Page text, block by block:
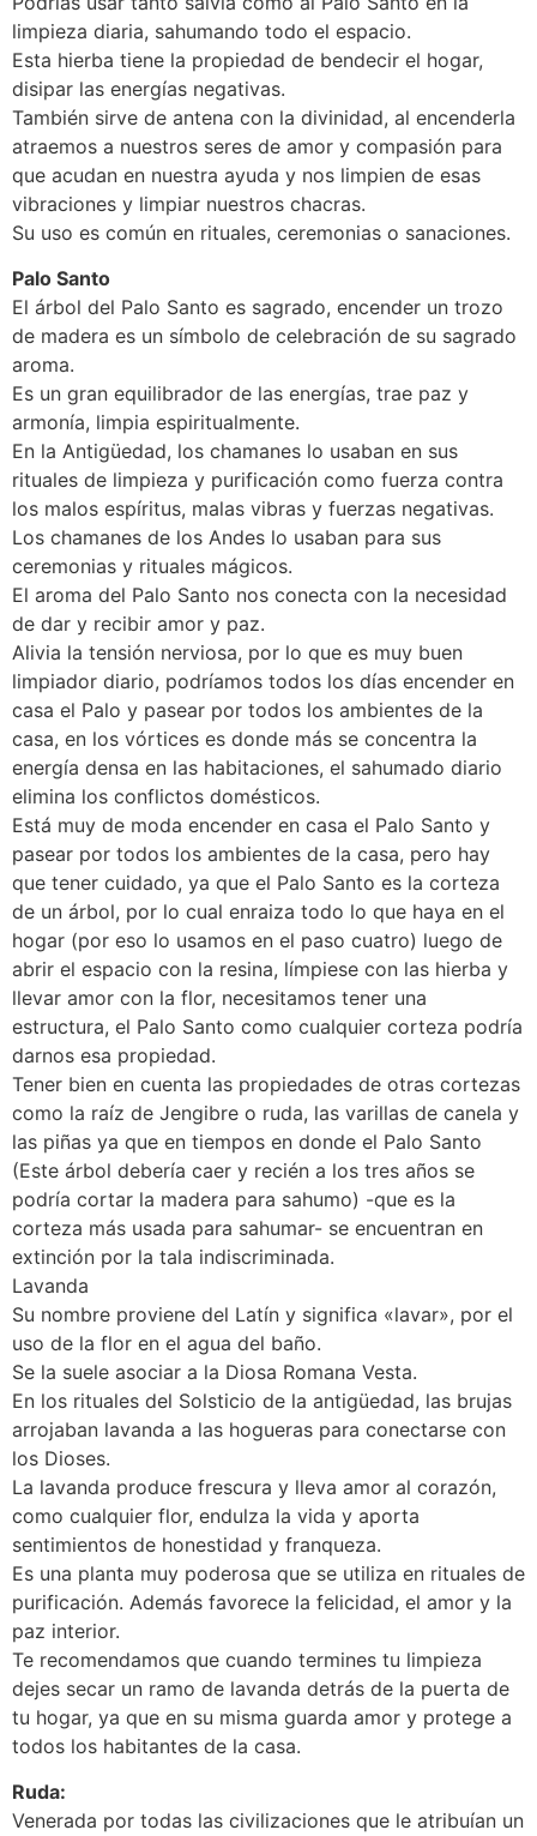
limpieza diaria, sahumando todo el espacio.
Esta hierba tiene la propiedad de bendecir el hogar,
disipar las energías negativas.
También sirve de antena con la divinidad, al encenderla
atraemos a nuestros seres de amor y compasión para
que acudan en nuestra ayuda y nos limpien de esas
vibraciones y limpiar nuestros chacras.
Su uso es común en rituales, ceremonias o sanaciones.
Palo Santo
El árbol del Palo Santo es sagrado, encender un trozo
de madera es un símbolo de celebración de su sagrado
aroma.
Es un gran equilibrador de las energías, trae paz y
armonía, limpia espiritualmente.
En la Antigüedad, los chamanes lo usaban en sus
rituales de limpieza y purificación como fuerza contra
los malos espíritus, malas vibras y fuerzas negativas.
Los chamanes de los Andes lo usaban para sus
ceremonias y rituales mágicos.
El aroma del Palo Santo nos conecta con la necesidad
de dar y recibir amor y paz.
Alivia la tensión nerviosa, por lo que es muy buen
limpiador diario, podríamos todos los días encender en
casa el Palo y pasear por todos los ambientes de la
casa, en los vórtices es donde más se concentra la
energía densa en las habitaciones, el sahumado diario
elimina los conflictos domésticos.
Está muy de moda encender en casa el Palo Santo y
pasear por todos los ambientes de la casa, pero hay
que tener cuidado, ya que el Palo Santo es la corteza
de un árbol, por lo cual enraiza todo lo que haya en el
hogar (por eso lo usamos en el paso cuatro) luego de
abrir el espacio con la resina, límpiese con las hierba y
llevar amor con la flor, necesitamos tener una
estructura, el Palo Santo como cualquier corteza podría
darnos esa propiedad.
Tener bien en cuenta las propiedades de otras cortezas
como la raíz de Jengibre o ruda, las varillas de canela y
las piñas ya que en tiempos en donde el Palo Santo
(Este árbol debería caer y recién a los tres años se
podría cortar la madera para sahumo) -que es la
corteza más usada para sahumar- se encuentran en
extinción por la tala indiscriminada.
Lavanda
Su nombre proviene del Latín y significa «lavar», por el
uso de la flor en el agua del baño.
Se la suele asociar a la Diosa Romana Vesta.
En los rituales del Solsticio de la antigüedad, las brujas
arrojaban lavanda a las hogueras para conectarse con
los Dioses.
La lavanda produce frescura y lleva amor al corazón,
como cualquier flor, endulza la vida y aporta
sentimientos de honestidad y franqueza.
Es una planta muy poderosa que se utiliza en rituales de
purificación. Además favorece la felicidad, el amor y la
paz interior.
Te recomendamos que cuando termines tu limpieza
dejes secar un ramo de lavanda detrás de la puerta de
tu hogar, ya que en su misma guarda amor y protege a
todos los habitantes de la casa.
Ruda:
Venerada por todas las civilizaciones que le atribuían un